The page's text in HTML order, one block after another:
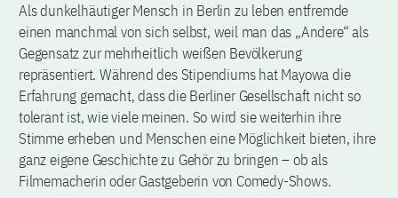
Als dunkelhäutiger Mensch in Berlin zu leben entfremde
einen manchmal von sich selbst, weil man das „Andere“ als
Gegensatz zur mehrheitlich weißen Bevölkerung
repräsentiert. Während des Stipendiums hat Mayowa die
Erfahrung gemacht, dass die Berliner Gesellschaft nicht so
tolerant ist, wie viele meinen. So wird sie weiterhin ihre
Stimme erheben und Menschen eine Möglichkeit bieten, ihre
ganz eigene Geschichte zu Gehör zu bringen – ob als
Filmemacherin oder Gastgeberin von Comedy-Shows.